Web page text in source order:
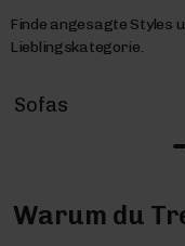
Finde angesagte Styles
Lieblingskategorie.
Sofas
Warum du